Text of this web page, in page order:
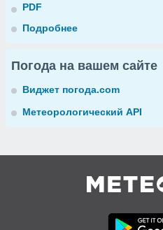
PDF
Подробнее
Погода на вашем сайте
Виджет погода.com
Метеорологический API